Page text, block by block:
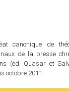
canonique de
de la presse
(éd. Quasar et
octobre 2011.